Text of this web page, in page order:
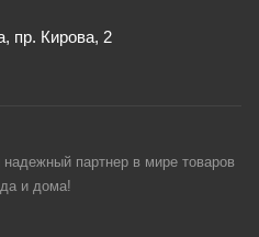
пр. Кирова, 2
партнер в мире товаров
и дома!